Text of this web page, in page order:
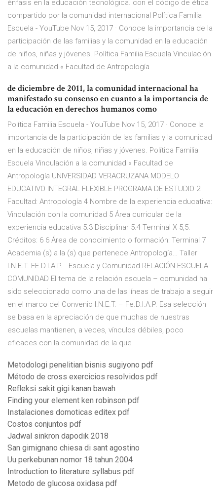
énfasis en la educación tecnológica. con el código de ética
compartido por la comunidad internacional Política Familia
Escuela - YouTube Nov 15, 2017 · Conoce la importancia de la
participación de las familias y la comunidad en la educación
de niños, niñas y jóvenes. Política Familia Escuela Vinculación
a la comunidad « Facultad de Antropología
de diciembre de 2011, la comunidad internacional ha
manifestado su consenso en cuanto a la importancia de
la educación en derechos humanos como
Política Familia Escuela - YouTube Nov 15, 2017 · Conoce la
importancia de la participación de las familias y la comunidad
en la educación de niños, niñas y jóvenes. Política Familia
Escuela Vinculación a la comunidad « Facultad de
Antropología UNIVERSIDAD VERACRUZANA MODELO
EDUCATIVO INTEGRAL FLEXIBLE PROGRAMA DE ESTUDIO 2
Facultad: Antropología 4 Nombre de la experiencia educativa:
Vinculación con la comunidad 5 Área curricular de la
experiencia educativa 5.3 Disciplinar 5.4 Terminal X 5,5.
Créditos: 6 6 Área de conocimiento o formación: Terminal 7
Academia (s) a la (s) que pertenece Antropología… Taller
I.N.E.T. FE.D.I.A.P. - Escuela y Comunidad RELACIÓN ESCUELA-
COMUNIDAD El tema de la relación escuela – comunidad ha
sido seleccionado como una de las líneas de trabajo a seguir
en el marco del Convenio I.N.E.T. – Fe.D.I.A.P. Esa selección
se basa en la apreciación de que muchas de nuestras
escuelas mantienen, a veces, vínculos débiles, poco
eficaces con la comunidad de la que
Metodologi penelitian bisnis sugiyono pdf
Método de cross exercicios resolvidos pdf
Refleksi sakit gigi kanan bawah
Finding your element ken robinson pdf
Instalaciones domoticas editex pdf
Costos conjuntos pdf
Jadwal sinkron dapodik 2018
San gimignano chiesa di sant agostino
Uu perkebunan nomor 18 tahun 2004
Introduction to literature syllabus pdf
Metodo de glucosa oxidasa pdf